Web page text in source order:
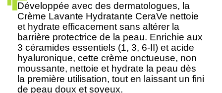
Développée avec des dermatologues, la
Crème Lavante Hydratante CeraVe nettoie
et hydrate efficacement sans altérer la
barrière protectrice de la peau. Enrichie aux
3 céramides essentiels (1, 3, 6-II) et acide
hyaluronique, cette crème onctueuse, non
moussante, nettoie et hydrate la peau dès
la première utilisation, tout en laissant un fini
de peau doux et soyeux.